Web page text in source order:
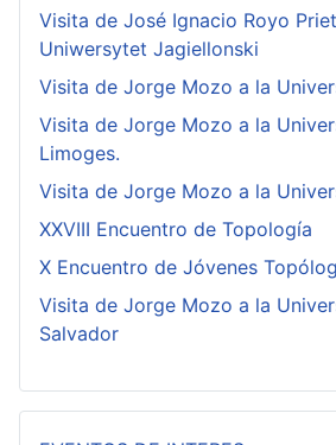
Visita de José Ignacio Royo
Uniwersytet Jagiellonski
Visita de Jorge Mozo a la
Visita de Jorge Mozo a la
Limoges.
Visita de Jorge Mozo a la
XXVIII Encuentro de Topología
X Encuentro de Jóvenes
Visita de Jorge Mozo a la
Salvador